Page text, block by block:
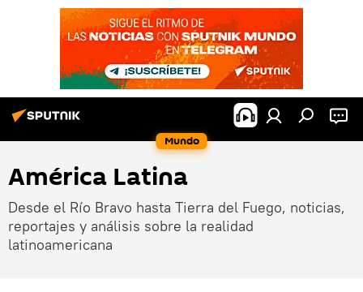
Mundo
América Latina
Desde el Río Bravo hasta Tierra del Fuego, noticias,
reportajes y análisis sobre la realidad
latinoamericana